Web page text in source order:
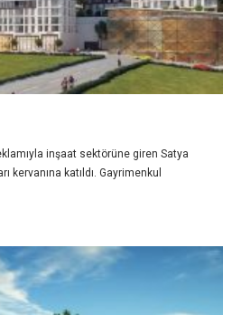
inşaat sektörüne giren Satya
kervanına katıldı. Gayrimenkul